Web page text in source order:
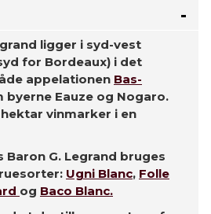
ligger i syd-vest
for Bordeaux) i det
appelationen Bas-
byerne Eauze og Nogaro.
vinmarker i en
Baron G. Legrand bruges
Ugni Blanc, Folle
og Baco Blanc.